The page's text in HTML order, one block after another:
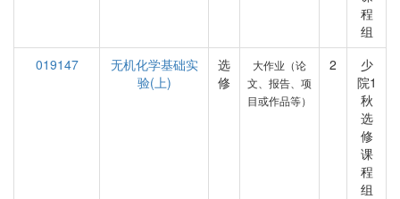
程
组
019147
无机化学基础实
验(上)
选
修
大作业（论
文、报告、项
目或作品等）
2
少
院1
秋
选
修
课
程
组